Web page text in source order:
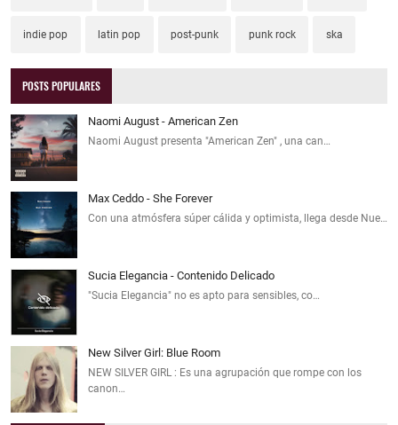
indie pop latin pop post-punk punk rock ska
POSTS POPULARES
Naomi August - American Zen
Naomi August presenta "American Zen" , una can…
Max Ceddo - She Forever
Con una atmósfera súper cálida y optimista, llega desde Nue…
Sucia Elegancia - Contenido Delicado
"Sucia Elegancia" no es apto para sensibles, co…
New Silver Girl: Blue Room
NEW SILVER GIRL : Es una agrupación que rompe con los
canon…